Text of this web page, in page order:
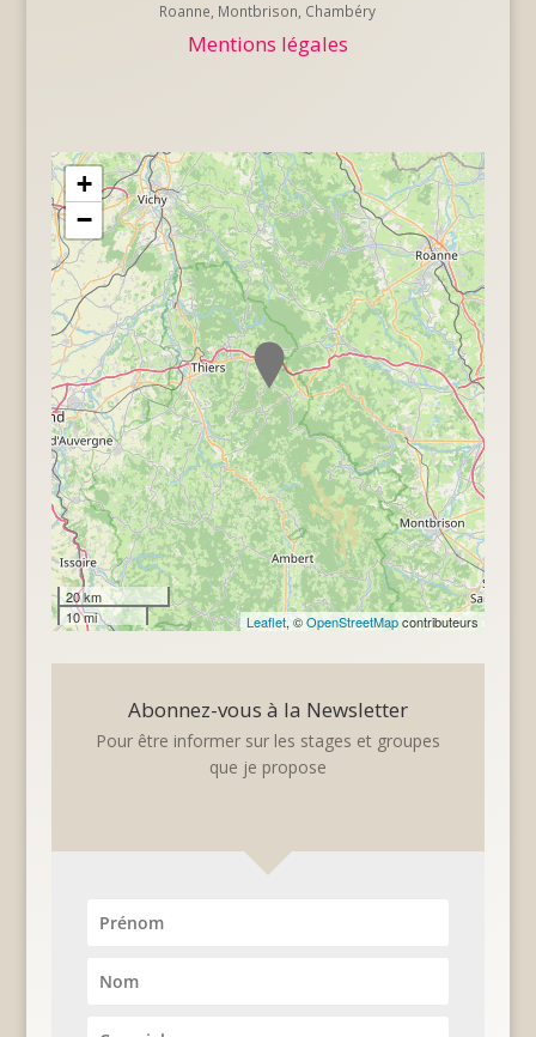
Roanne, Montbrison, Chambéry
Mentions légales
+
−
20 km
10 mi
Leaflet, ©OpenStreetMapcontributeurs
Abonnez-vous à la Newsletter
Pour être informer sur les stages et groupes
que je propose